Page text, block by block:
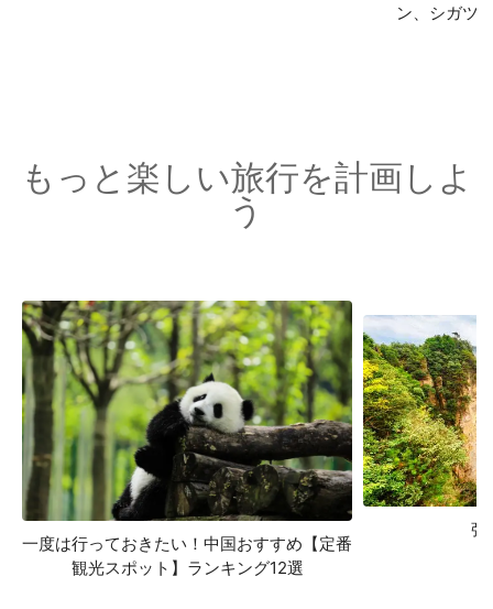
ン、シガツ
もっと楽しい旅行を計画しよ
う
一度は行っておきたい！中国おすすめ【定番
観光スポット】ランキング12選
張